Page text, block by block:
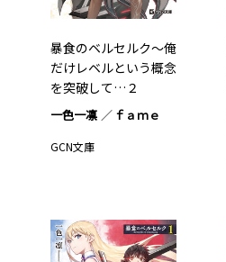
暴食のベルセルク～俺
だけレベルという概念
を突破して…２
一色一凛 ｆａｍｅ
GCN文庫